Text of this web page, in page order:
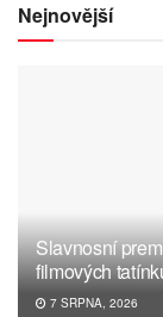
Nejnovější
Slavnosní
filmových
7 SRPNA, 2026